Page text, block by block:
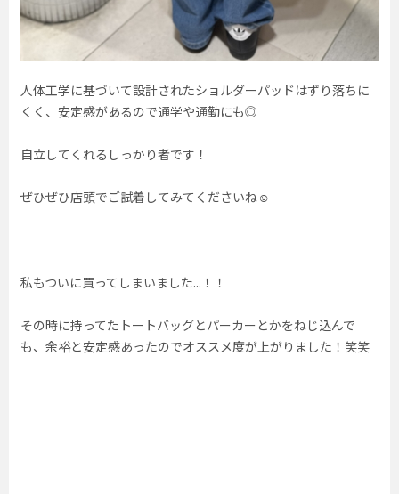
人体工学に基づいて設計されたショルダーパッドはずり落ちに
くく、安定感があるので通学や通勤にも◎
自立してくれるしっかり者です！
ぜひぜひ店頭でご試着してみてくださいね☺︎
私もついに買ってしまいました...！！
その時に持ってたトートバッグとパーカーとかをねじ込んで
も、余裕と安定感あったのでオススメ度が上がりました！笑笑